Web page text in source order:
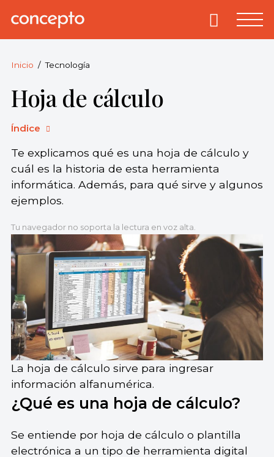
Concepto.
derechos
reservados.
Primary
Inicio Tecnología
Hoja de cálculo
Índice
Te explicamos qué es una hoja de cálculo y
cuál es la historia de esta herramienta
informática. Además, para qué sirve y algunos
ejemplos.
Tu navegador no soporta la lectura en voz alta.
La hoja de cálculo sirve para ingresar
información alfanumérica.
¿Qué es una hoja de cálculo?
Se entiende por hoja de cálculo o plantilla
electrónica a un tipo de herramienta digital